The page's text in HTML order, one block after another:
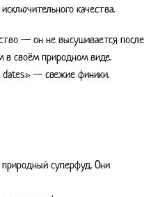
качества.
— он не высушивается после
в своём природном виде.
— свежие финики.
суперфуд. Они